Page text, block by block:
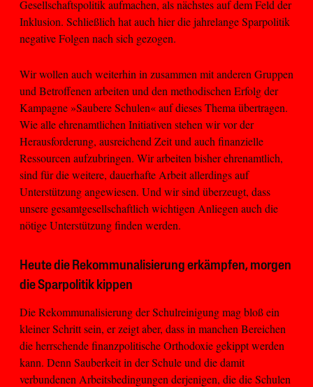
Gesellschaftspolitik aufmachen, als nächstes auf dem Feld der
Inklusion. Schließlich hat auch hier die jahrelange Sparpolitik
negative Folgen nach sich gezogen.
Wir wollen auch weiterhin in zusammen mit anderen Gruppen
und Betroffenen arbeiten und den methodischen Erfolg der
Kampagne »Saubere Schulen« auf dieses Thema übertragen.
Wie alle ehrenamtlichen Initiativen stehen wir vor der
Herausforderung, ausreichend Zeit und auch finanzielle
Ressourcen aufzubringen. Wir arbeiten bisher ehrenamtlich,
sind für die weitere, dauerhafte Arbeit allerdings auf
Unterstützung angewiesen. Und wir sind überzeugt, dass
unsere gesamtgesellschaftlich wichtigen Anliegen auch die
nötige Unterstützung finden werden.
Heute die Rekommunalisierung erkämpfen, morgen
die Sparpolitik kippen
Die Rekommunalisierung der Schulreinigung mag bloß ein
kleiner Schritt sein, er zeigt aber, dass in manchen Bereichen
die herrschende finanzpolitische Orthodoxie gekippt werden
kann. Denn Sauberkeit in der Schule und die damit
verbundenen Arbeitsbedingungen derjenigen, die die Schulen